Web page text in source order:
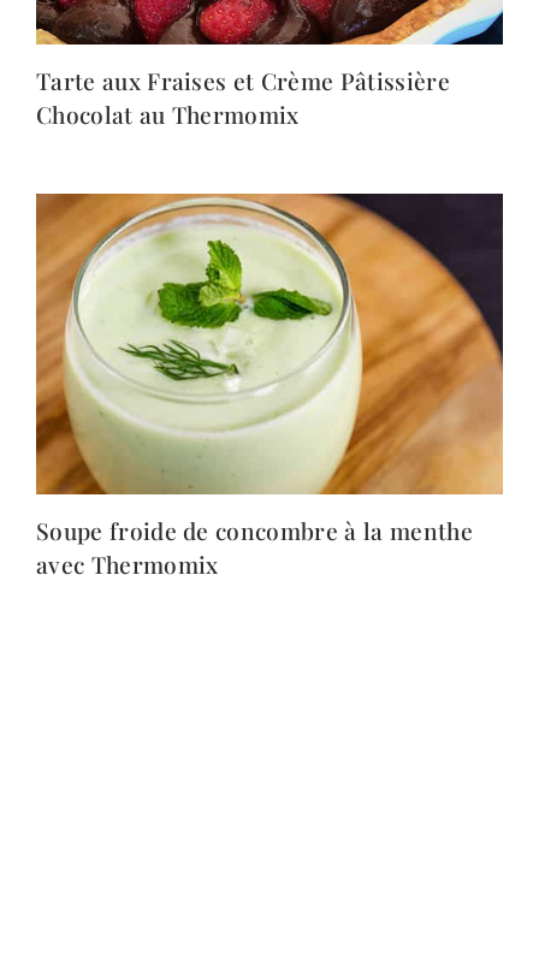
Tarte aux Fraises et Crème Pâtissière
Chocolat au Thermomix
Soupe froide de concombre à la menthe
avec Thermomix